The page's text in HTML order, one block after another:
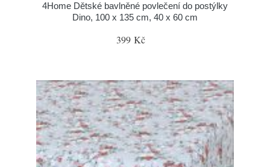
4Home Dětské bavlněné povlečení do postýlky
Dino, 100 x 135 cm, 40 x 60 cm
399 Kč